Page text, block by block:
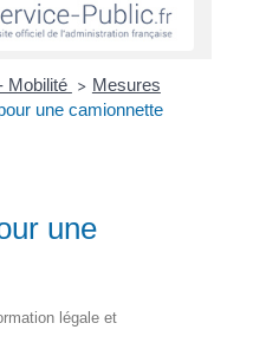
Mobilité > Mesures
une camionnette
une
légale et